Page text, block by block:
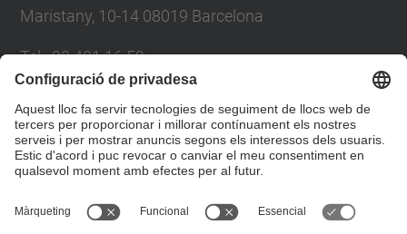
Maristany, 10-14 08019 Barcelona
Tel.:93 401 16 59
Directori UPC
Formulari de contacte